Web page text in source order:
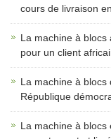
cours de livraison
La machine à blocs
pour un client
La machine à blocs
République
La machine à blocs